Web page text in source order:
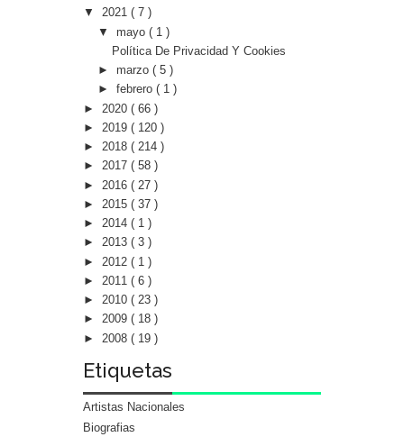
▼ 2021 ( 7 )
▼ mayo ( 1 )
Política De Privacidad Y Cookies
► marzo ( 5 )
► febrero ( 1 )
► 2020 ( 66 )
► 2019 ( 120 )
► 2018 ( 214 )
► 2017 ( 58 )
► 2016 ( 27 )
► 2015 ( 37 )
► 2014 ( 1 )
► 2013 ( 3 )
► 2012 ( 1 )
► 2011 ( 6 )
► 2010 ( 23 )
► 2009 ( 18 )
► 2008 ( 19 )
Etiquetas
Artistas Nacionales
Biografias